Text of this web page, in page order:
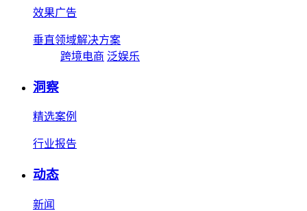
效果广告
垂直领域解决方案
跨境电商 泛娱乐
洞察
精选案例
行业报告
动态
新闻